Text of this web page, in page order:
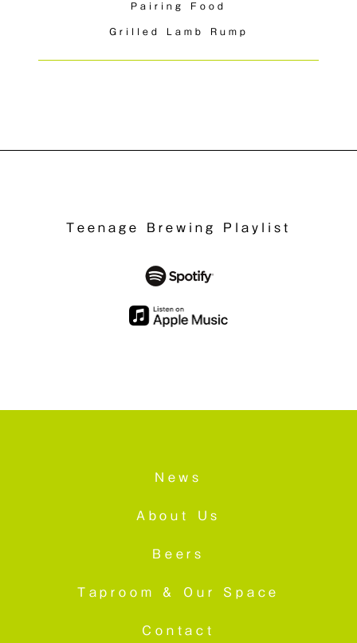
Pairing Food
Grilled Lamb Rump
Teenage Brewing Playlist
News
About Us
Beers
Taproom & Our Space
Contact